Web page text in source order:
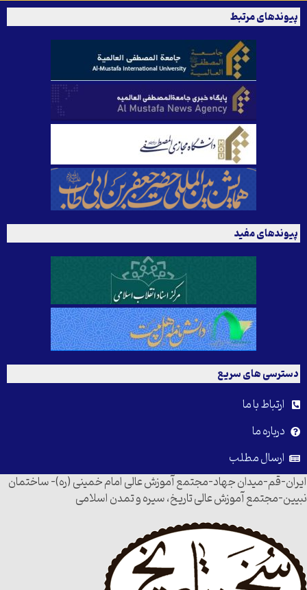
پیوندهای مرتبط
پیوندهای مفید
دسترسی های سریع
ارتباط با ما
درباره ما
ارسال مطلب
ایران-قم-میدان جهاد-مجتمع آموزش عالی امام خمینی (ره)- ساختمان
نبیین-مجتمع آموزش عالی تاریخ، سیره و تمدن اسلامی